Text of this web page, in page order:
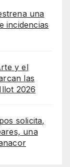
una
incidencias
y el
las
2026
solicita,
una